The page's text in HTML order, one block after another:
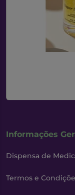
Informações
Dispensa de
Termos e